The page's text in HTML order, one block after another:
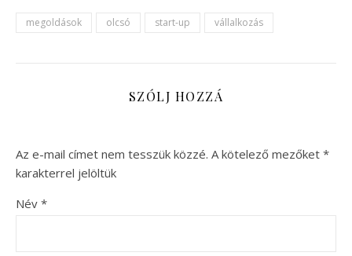
megoldások olcsó start-up vállalkozás
SZÓLJ HOZZÁ
Az e-mail címet nem tesszük közzé. A kötelező mezőket *
karakterrel jelöltük
Név *